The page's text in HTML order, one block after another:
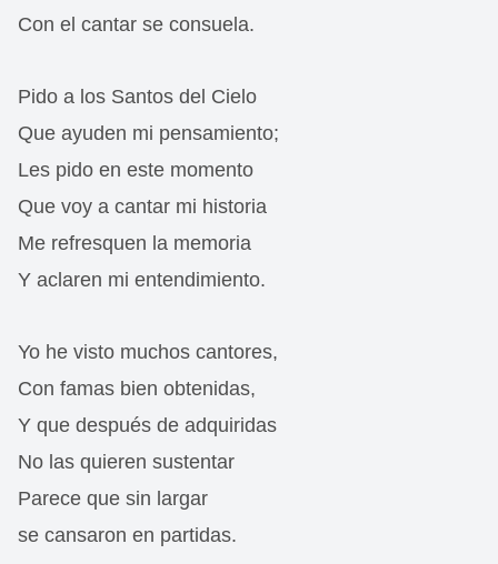
Con el cantar se consuela.
Pido a los Santos del Cielo
Que ayuden mi pensamiento;
Les pido en este momento
Que voy a cantar mi historia
Me refresquen la memoria
Y aclaren mi entendimiento.
Yo he visto muchos cantores,
Con famas bien obtenidas,
Y que después de adquiridas
No las quieren sustentar
Parece que sin largar
se cansaron en partidas.